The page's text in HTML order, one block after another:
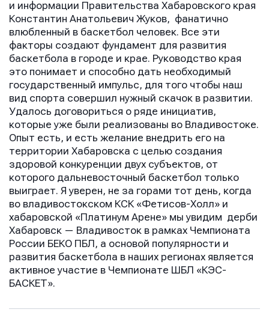
и информации Правительства Хабаровского края
Константин Анатольевич Жуков, фанатично
влюбленный в баскетбол человек. Все эти
факторы создают фундамент для развития
баскетбола в городе и крае. Руководство края
это понимает и способно дать необходимый
государственный импульс, для того чтобы наш
вид спорта совершил нужный скачок в развитии.
Удалось договориться о ряде инициатив,
которые уже были реализованы во Владивостоке.
Опыт есть, и есть желание внедрить его на
территории Хабаровска с целью создания
здоровой конкуренции двух субъектов, от
которого дальневосточный баскетбол только
выиграет. Я уверен, не за горами тот день, когда
во владивостокском КСК «Фетисов-Холл» и
хабаровской «Платинум Арене» мы увидим дерби
Хабаровск — Владивосток в рамках Чемпионата
России БЕКО ПБЛ, а основой популярности и
развития баскетбола в наших регионах является
активное участие в Чемпионате ШБЛ «КЭС-
БАСКЕТ».
Имя
Имя
Имя